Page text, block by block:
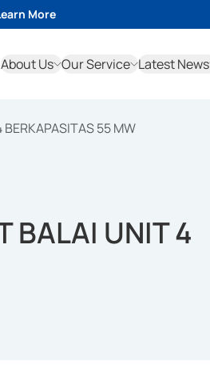
More
About Us Our Service Latest News
BERKAPASITAS 55 MW
BALAI UNIT 4